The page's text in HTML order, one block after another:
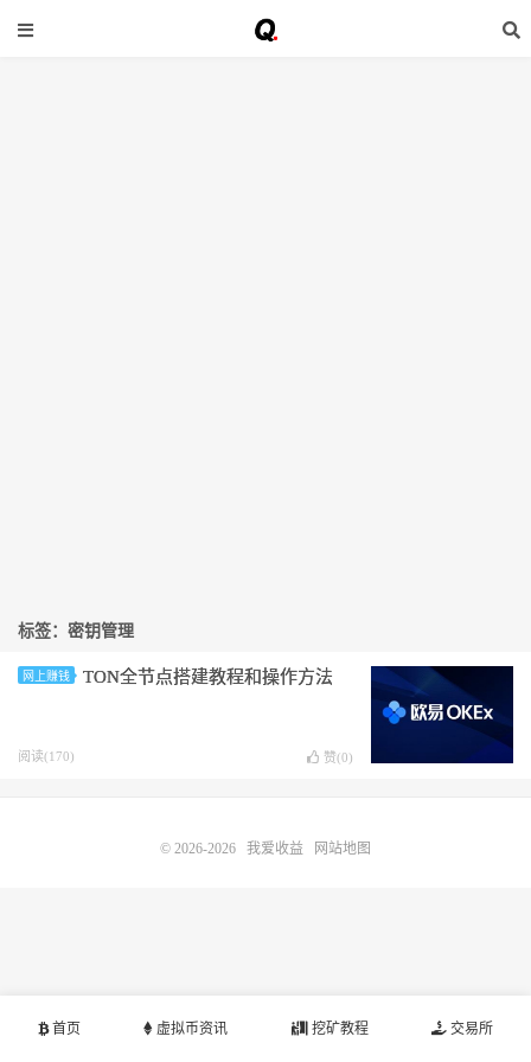
标签：密钥管理
网上赚钱 TON全节点搭建教程和操作方法
阅读(170) 赞(0)
首页 虚拟币资讯 挖矿教程 交易所
© 2026-2026 我爱收益 网站地图